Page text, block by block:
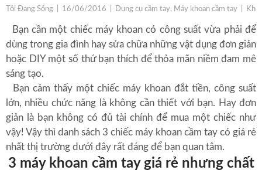
Tôi Đang Sống 16/06/2016 Dụng cụ cầm tay, Máy khoan cầm tay
Bạn cần một chiếc máy khoan có công suất vừa phải để
dùng trong gia đình hay sửa chữa những vật dụng đơn giản
hoặc DIY một số thứ bạn thích để thỏa mãn niềm đam mê
sáng tạo.
Bạn cảm thấy một chiếc máy khoan đắt tiền, công suất
lớn, nhiều chức năng là không cần thiết với bạn. Hay đơn
giản là bạn không có đủ tài chính để mua một chiếc như
vậy! Vậy thì danh sách 3 chiếc máy khoan cầm tay có giá rẻ
nhất thị trường dưới đây rất đáng để bạn quan tâm.
3 máy khoan cầm tay giá rẻ nhưng chất